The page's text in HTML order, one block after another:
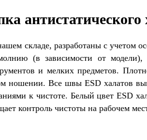
антистатического
складе, разработаны с
(в зависимости от
и мелких предметов.
ношении. Все швы ESD халатов
к чистоте. Белый цвет ESD
контроль чистоты на рабочем